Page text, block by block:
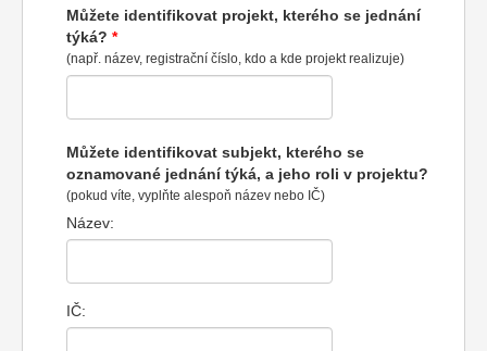
Můžete identifikovat projekt, kterého se jednání
týká?
(např. název, registrační číslo, kdo a kde projekt realizuje)
Můžete identifikovat subjekt, kterého se
oznamované jednání týká, a jeho roli v projektu?
(pokud víte, vyplňte alespoň název nebo IČ)
Název:
IČ: